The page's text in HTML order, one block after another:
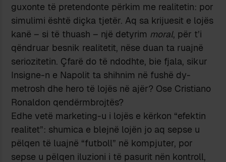
guxonte të pretendonte përkim me realitetin: por
simulimi është diçka tjetër. Aq sa krijuesit e lojës
kanë – si të thuash – një detyrim moral, për t’i
qëndruar besnik realitetit, nëse duan ta ruajnë
seriozitetin. Çfarë do të ndodhte, bie fjala, sikur
Insigne-n e Napolit ta shihnim në fushë dy-
metrosh dhe hero të lojës në ajër? Ose Cristiano
Ronaldon qendërmbrojtës?
Edhe vetë marketing-u i lojës e kërkon “efektin
realitet”: shumica e blejnë lojën jo aq sepse u
pëlqen të luajnë “futboll” në kompjuter, por
sepse u pëlqen iluzioni i të pasurit nën kontroll,